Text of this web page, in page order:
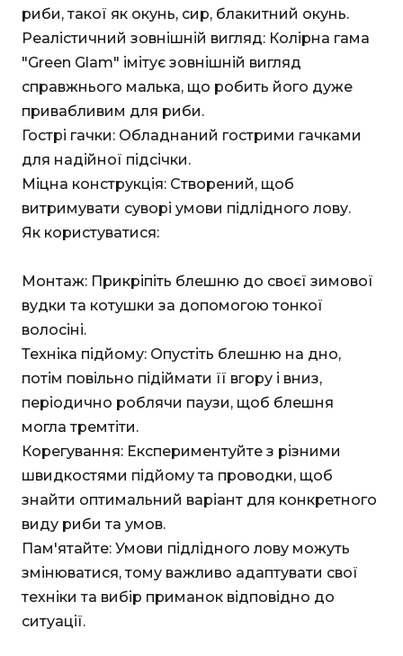
риби, такої як окунь, сир, блакитний окунь.
Реалістичний зовнішній вигляд: Колірна гама
"Green Glam" імітує зовнішній вигляд
справжнього малька, що робить його дуже
привабливим для риби.
Гострі гачки: Обладнаний гострими гачками
для надійної підсічки.
Міцна конструкція: Створений, щоб
витримувати суворі умови підлідного лову.
Як користуватися:
Монтаж: Прикріпіть блешню до своєї зимової
вудки та котушки за допомогою тонкої
волосіні.
Техніка підйому: Опустіть блешню на дно,
потім повільно підіймати її вгору і вниз,
періодично роблячи паузи, щоб блешня
могла тремтіти.
Корегування: Експериментуйте з різними
швидкостями підйому та проводки, щоб
знайти оптимальний варіант для конкретного
виду риби та умов.
Пам'ятайте: Умови підлідного лову можуть
змінюватися, тому важливо адаптувати свої
техніки та вибір приманок відповідно до
ситуації.